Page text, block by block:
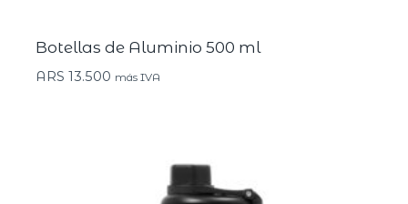
Botellas de Aluminio 500 ml
ARS 13.500 más IVA